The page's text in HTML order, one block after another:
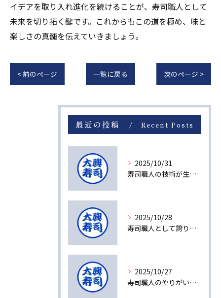
イデアを取り入れ進化を続けることが、寿司職人として
未来を切り拓く鍵です。これからもこの道を極め、味と
楽しさの真髄を伝えていきましょう。
< 前のページ 一覧に戻る 次のページ >
最近の投稿 Recent Posts
2025/10/31
寿司職人の技術が生み出す感動の瞬間
2025/10/28
寿司職人として誇りを持てる理由とは
2025/10/27
寿司職人のやりがいと未来への成長ストーリー